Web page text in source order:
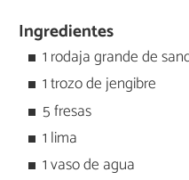
Ingredientes
1 rodaja grande de
1 trozo de jengibre
5 fresas
1 lima
1 vaso de agua